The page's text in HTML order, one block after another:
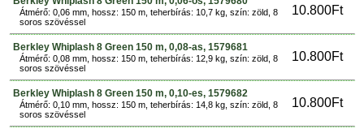
10.800Ft
Átmérő: 0,06 mm, hossz: 150 m, teherbírás: 10,7 kg, szín: zöld, 8
soros szövéssel
Berkley Whiplash 8 Green 150 m, 0,08-as, 1579681
10.800Ft
Átmérő: 0,08 mm, hossz: 150 m, teherbírás: 12,9 kg, szín: zöld, 8
soros szövéssel
Berkley Whiplash 8 Green 150 m, 0,10-es, 1579682
10.800Ft
Átmérő: 0,10 mm, hossz: 150 m, teherbírás: 14,8 kg, szín: zöld, 8
soros szövéssel